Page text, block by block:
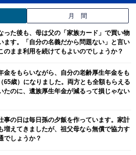
月 間
った後も、母は父の「家族カード」で買い物
ます。「自分の名義だから問題ない」と言い
のまま利用を続けてもよいのでしょうか？
金をもらいながら、自分の老齢厚生年金をも
65歳）になりました。両方とも全額もらえる
たのに、遺族厚生年金が減るって損じゃない
事の日は毎日孫の夕飯を作っています。家計
増えてきましたが、祖父母なら無償で協力す
でしょうか？